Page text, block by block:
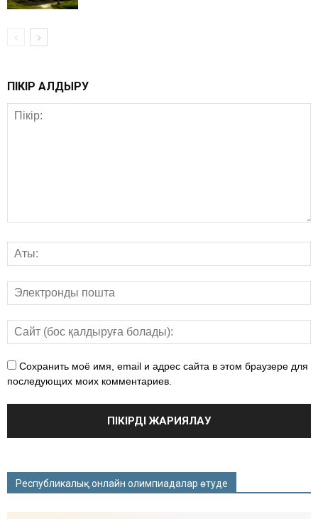
ПІКІР ҚАЛДЫРУ
Сохранить моё имя, email и адрес сайта в этом браузере для
последующих моих комментариев.
Республикалық онлайн олимпиадалар өтуде